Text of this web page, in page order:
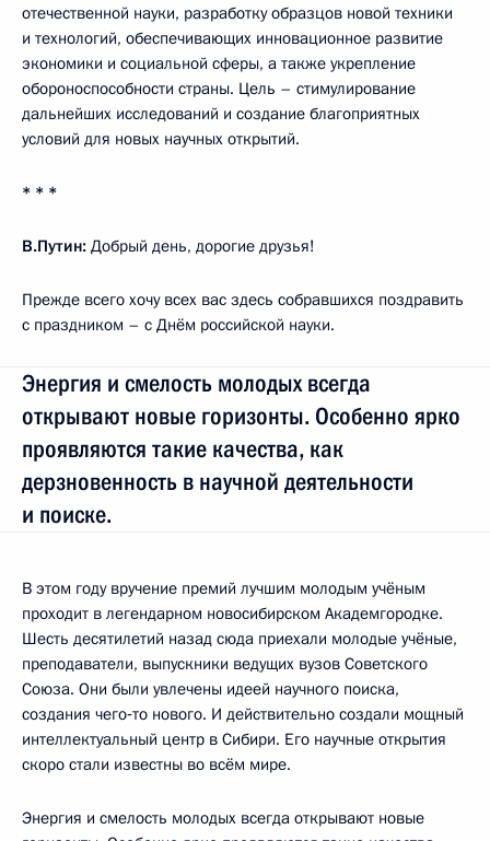
отечественной науки, разработку образцов новой техники
и технологий, обеспечивающих инновационное развитие
экономики и социальной сферы, а также укрепление
обороноспособности страны. Цель – стимулирование
дальнейших исследований и создание благоприятных
условий для новых научных открытий.
* * *
В.Путин: Добрый день, дорогие друзья!
Прежде всего хочу всех вас здесь собравшихся поздравить
с праздником – с Днём российской науки.
Энергия и смелость молодых всегда
открывают новые горизонты. Особенно ярко
проявляются такие качества, как
дерзновенность в научной деятельности
и поиске.
В этом году вручение премий лучшим молодым учёным
проходит в легендарном новосибирском Академгородке.
Шесть десятилетий назад сюда приехали молодые учёные,
преподаватели, выпускники ведущих вузов Советского
Союза. Они были увлечены идеей научного поиска,
создания чего‑то нового. И действительно создали мощный
интеллектуальный центр в Сибири. Его научные открытия
скоро стали известны во всём мире.
Энергия и смелость молодых всегда открывают новые